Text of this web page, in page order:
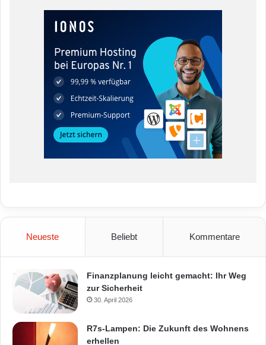
Neueste Beliebt Kommentare
Finanzplanung leicht gemacht: Ihr Weg
zur Sicherheit
30. April 2026
R7s-Lampen: Die Zukunft des Wohnens
erhellen